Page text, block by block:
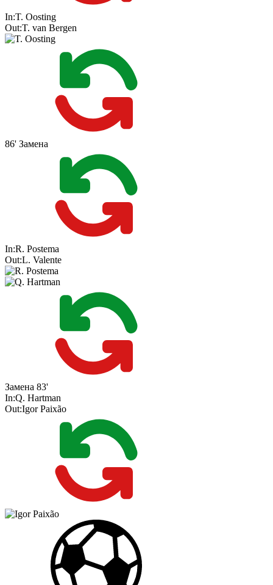
In:T. Oosting
Out:T. van Bergen
86' Замена
In:R. Postema
Out:L. Valente
Замена 83'
In:Q. Hartman
Out:Igor Paixão